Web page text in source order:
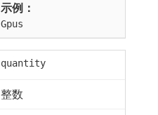
示例：
Gpus
quantity
整数